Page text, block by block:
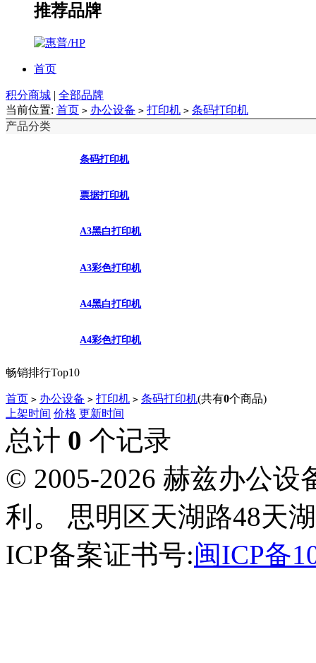
推荐品牌
首页
积分商城 | 全部品牌
当前位置: 首页 > 办公设备 > 打印机 > 条码打印机
产品分类
条码打印机
票据打印机
A3黑白打印机
A3彩色打印机
A4黑白打印机
A4彩色打印机
畅销排行Top10
首页 > 办公设备 > 打印机 > 条码打印机(共有0个商品)
上架时间 价格 更新时间
总计 0 个记录
© 2005-2026 赫兹办公设
利。 思明区天湖路48天
ICP备案证书号:闽ICP备